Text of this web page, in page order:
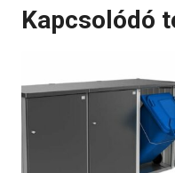
a
variációja
van.
A
változatok
Kapcsolódó